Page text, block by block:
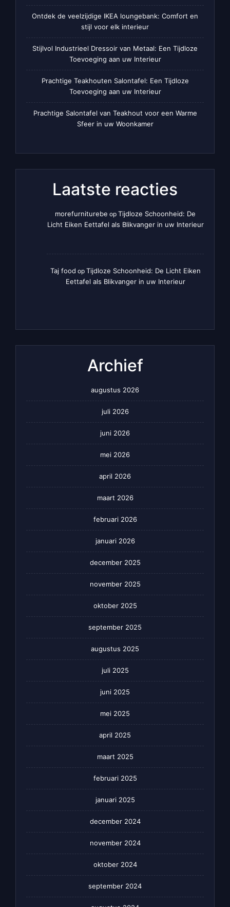
Ontdek de veelzijdige IKEA loungebank: Comfort en
stijl voor elk interieur
Stijlvol Industrieel Dressoir van Metaal: Een Tijdloze
Toevoeging aan uw Interieur
Prachtige Teakhouten Salontafel: Een Tijdloze
Toevoeging aan uw Interieur
Prachtige Salontafel van Teakhout voor een Warme
Sfeer in uw Woonkamer
Laatste reacties
morefurniturebe op Tijdloze Schoonheid: De
Licht Eiken Eettafel als Blikvanger in uw Interieur
Taj food op Tijdloze Schoonheid: De Licht Eiken
Eettafel als Blikvanger in uw Interieur
Archief
augustus 2026
juli 2026
juni 2026
mei 2026
april 2026
maart 2026
februari 2026
januari 2026
december 2025
november 2025
oktober 2025
september 2025
augustus 2025
juli 2025
juni 2025
mei 2025
april 2025
maart 2025
februari 2025
januari 2025
december 2024
november 2024
oktober 2024
september 2024